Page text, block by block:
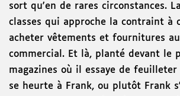
sort qu'en de rares circonstances.
classes qui approche la contraint à
acheter vêtements et fournitures
commercial. Et là, planté devant le
magazines où il essaye de feuilleter
se heurte à Frank, ou plutôt Frank